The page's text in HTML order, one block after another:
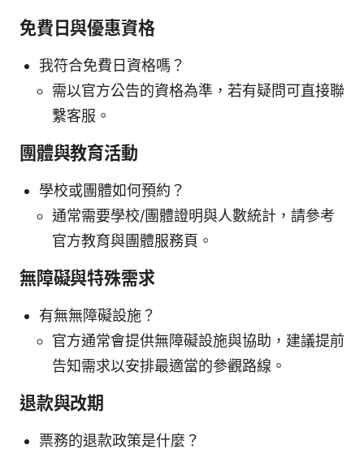
免費日與優惠資格
我符合免費日資格嗎？
需以官方公告的資格為準，若有疑問可直接聯
繫客服。
團體與教育活動
學校或團體如何預約？
通常需要學校/團體證明與人數統計，請參考
官方教育與團體服務頁。
無障礙與特殊需求
有無無障礙設施？
官方通常會提供無障礙設施與協助，建議提前
告知需求以安排最適當的參觀路線。
退款與改期
票務的退款政策是什麼？